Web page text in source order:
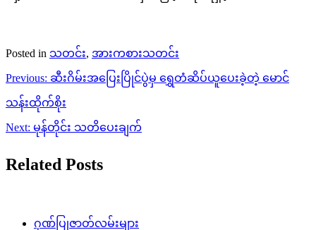
Posted in သတင်း, အားကစားသတင်း
Post
navigation
Previous: ဆီးဂိမ်းအပြေးပြိုင်ပွဲမှ ရွှေတံဆိပ်ယူပေးခဲ့တဲ့ မောင်
သန်းထိုက်စိုး
Next: မုန်တိုင်း သတိပေးချက်
Related Posts
ဂုဏ်ပြုဇာတ်လမ်းများ